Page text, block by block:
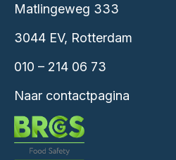
Matlingeweg 333
3044 EV, Rotterdam
010 – 214 06 73
Naar contactpagina